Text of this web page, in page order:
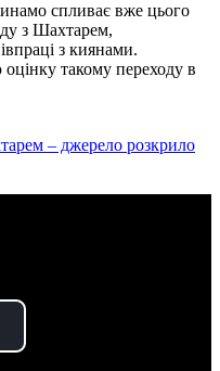
спливає вже цього
з Шахтарем,
з киянами.
такому переходу в
– джерело розкрило